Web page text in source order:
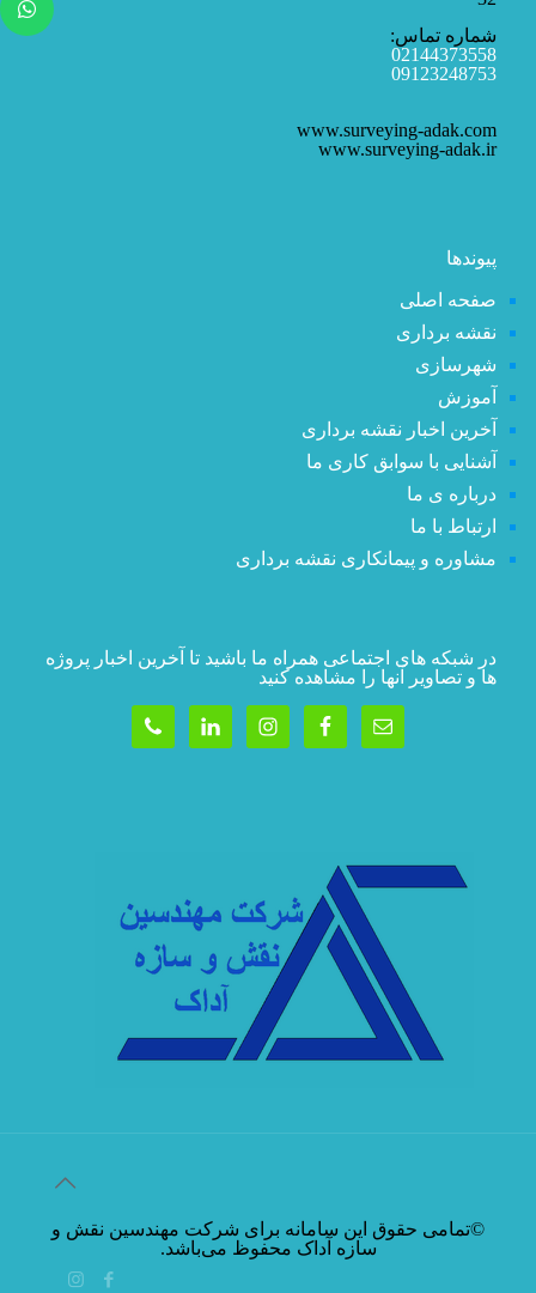
شماره تماس:
02144373558
09123248753
www.surveying-adak.com
www.surveying-adak.ir
پیوندها
صفحه اصلی
نقشه برداری
شهرسازی
آموزش
آخرین اخبار نقشه برداری
آشنایی با سوابق کاری ما
درباره ی ما
ارتباط با ما
مشاوره و پیمانکاری نقشه برداری
در شبکه های اجتماعی همراه ما باشید تا آخرین اخبار پروژه
ها و تصاویر آنها را مشاهده کنید
©تمامی حقوق این سامانه برای شرکت مهندسین نقش و
سازه آداک محفوظ می‌باشد.